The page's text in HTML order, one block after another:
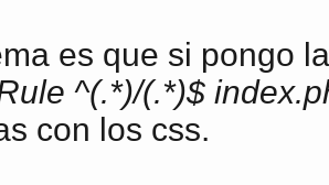
es que si pongo
^(.*)/(.*)$
con los css.